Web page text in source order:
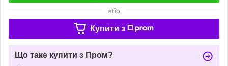
або
Купити з
Що таке купити з Пром?